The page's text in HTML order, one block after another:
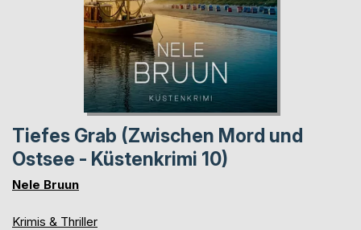
Tiefes Grab (Zwischen Mord und
Ostsee - Küstenkrimi 10)
Nele Bruun
Krimis & Thriller